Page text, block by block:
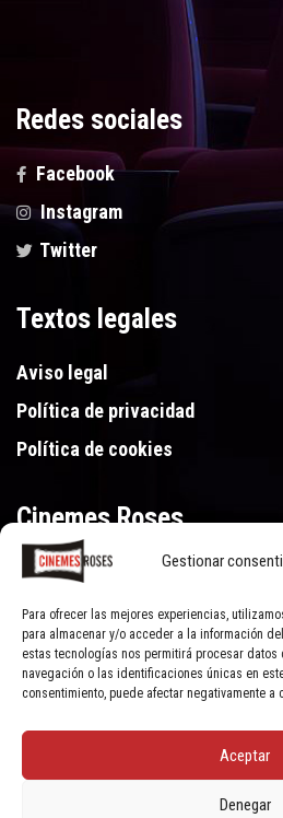
Gestionar
Para ofrecer las mejores experiencias,
para almacenar y/o acceder a la información
estas tecnologías nos permitirá procesar datos
navegación o las identificaciones únicas en
consentimiento, puede afectar negativamente
Aceptar
Denegar
Redes sociales
Facebook
Instagram
Twitter
Textos legales
Aviso legal
Política de privacidad
Política de cookies
Cinemes Roses
Gran Via de Pau Casals 250,
972 15 46 46
© Cinemes Roses - 2022, all rights